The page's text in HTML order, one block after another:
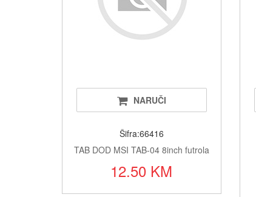
NARUČI
Šifra:66416
TAB DOD MSI TAB-04 8inch futrola
12.50 KM